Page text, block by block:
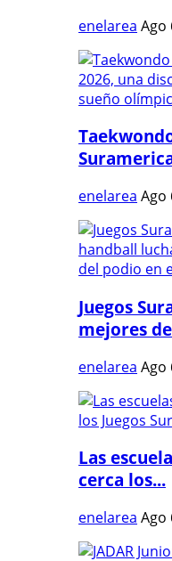
enelarea Ago
enelarea Ago
Juegos
mejores
enelarea Ago
Las
cerca los...
enelarea Ago